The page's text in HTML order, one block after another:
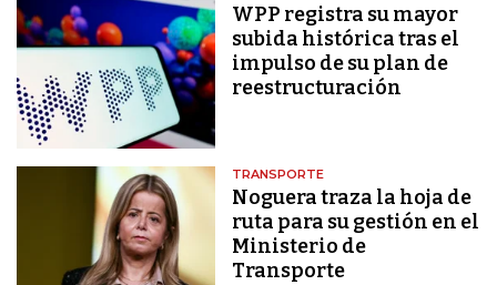
WPP registra su mayor
subida histórica tras el
impulso de su plan de
reestructuración
TRANSPORTE
Noguera traza la hoja de
ruta para su gestión en el
Ministerio de
Transporte